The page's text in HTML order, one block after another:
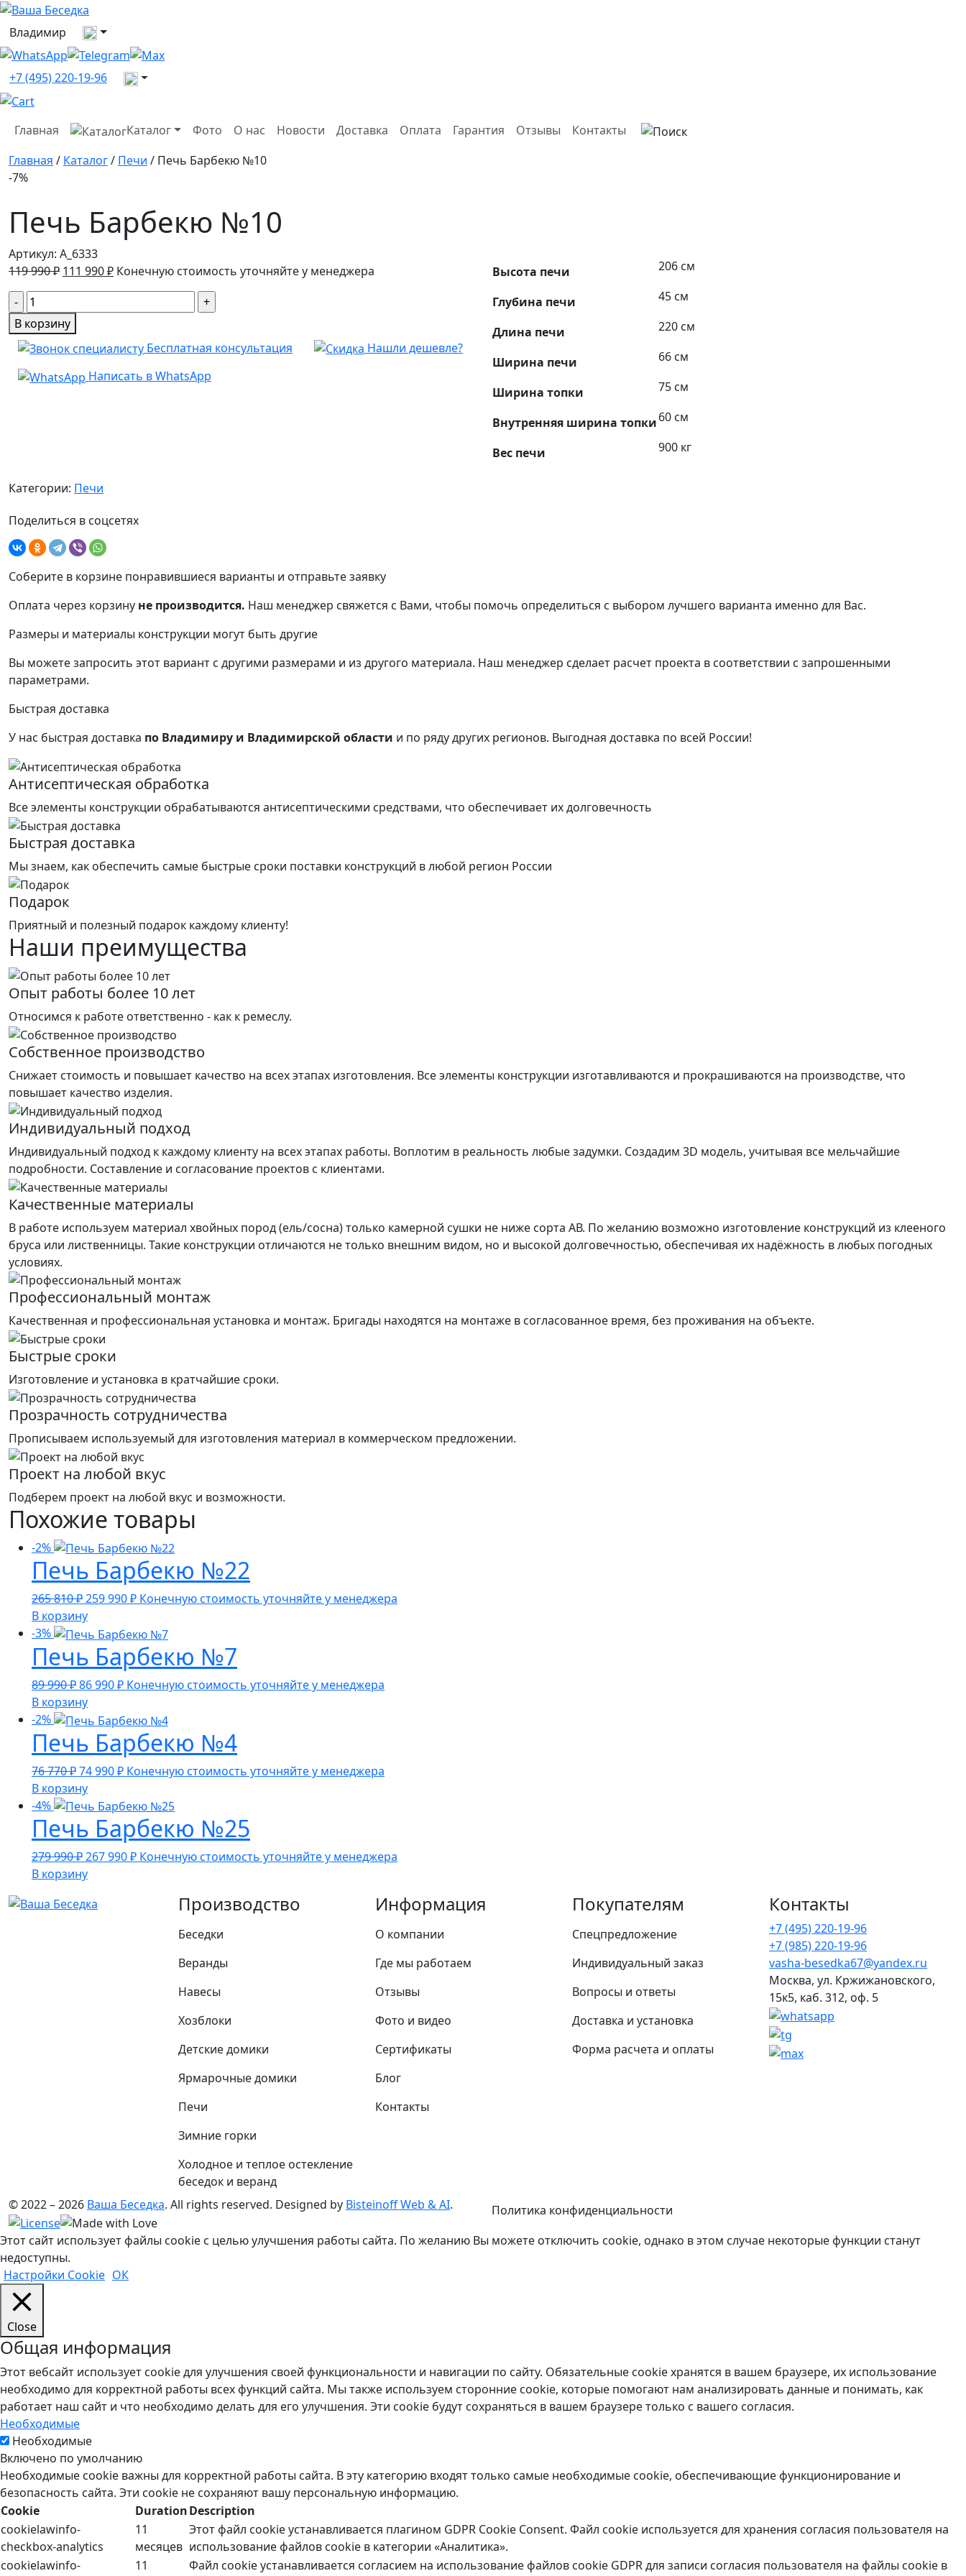
Владимир Выберите город
+7 (495) 220-19-96 Все контакты
Главная Каталог Фото О нас Новости Доставка Оплата Гарантия Отзывы
Контакты
Главная / Каталог/ Печи / Печь Барбекю №10
-7%
Печь Барбекю №10
Артикул: A_6333
119 990₽ Первоначальная
цена
119
990 ₽.
111 990₽Текущая
цена:
Конечную стоимость уточняйте у менеджера
Количество
товара
Печь
Барбекю
№10
В корзину
Бесплатная консультация
Нашли дешевле?
Написать в WhatsApp
Высота печи 206 см
Глубина печи 45 см
Длина печи 220 см
Ширина печи 66 см
Ширина топки 75 см
Внутренняя ширина топки60 см
Вес печи 900 кг
Категории: Печи
Поделиться в соцсетях
Соберите в корзине понравившиеся варианты и отправьте заявку
Оплата через корзину не производится. Наш менеджер свяжется с Вами, чтобы помочь определиться с выбором лучшего варианта именно для Вас.
Размеры и материалы конструкции могут быть другие
Вы можете запросить этот вариант с другими размерами и из другого материала. Наш менеджер сделает расчет проекта в соответствии с запрошенными
параметрами.
Быстрая доставка
У нас быстрая доставка по Владимиру и Владимирской области и по ряду других регионов. Выгодная доставка по всей России!
Антисептическая обработка
Все элементы конструкции обрабатываются антисептическими средствами, что обеспечивает их долговечность
Быстрая доставка
Мы знаем, как обеспечить самые быстрые сроки поставки конструкций в любой регион России
Подарок
Приятный и полезный подарок каждому клиенту!
Наши преимущества
Опыт работы более 10 лет
Относимся к работе ответственно - как к ремеслу.
Собственное производство
Снижает стоимость и повышает качество на всех этапах изготовления. Все элементы конструкции изготавливаются и прокрашиваются на производстве, что
повышает качество изделия.
Индивидуальный подход
Индивидуальный подход к каждому клиенту на всех этапах работы. Воплотим в реальность любые задумки. Создадим 3D модель, учитывая все мельчайшие
подробности. Составление и согласование проектов с клиентами.
Качественные материалы
В работе используем материал хвойных пород (ель/сосна) только камерной сушки не ниже сорта АВ. По желанию возможно изготовление конструкций из клееного
бруса или лиственницы. Такие конструкции отличаются не только внешним видом, но и высокой долговечностью, обеспечивая их надёжность в любых погодных
условиях.
Профессиональный монтаж
Качественная и профессиональная установка и монтаж. Бригады находятся на монтаже в согласованное время, без проживания на объекте.
Быстрые сроки
Изготовление и установка в кратчайшие сроки.
Прозрачность сотрудничества
Прописываем используемый для изготовления материал в коммерческом предложении.
Проект на любой вкус
Подберем проект на любой вкус и возможности.
Похожие товары
-2%
Печь Барбекю №22
265 810₽ Первоначальная
цена
составляла
265
810 ₽.
259 990₽Текущая
259
990 ₽.
Конечную стоимость уточняйте у менеджера
В корзину
-3%
Печь Барбекю №7
89 990₽Первоначальная
цена
составляла
89
990 ₽.
86 990₽Текущая
86
990 ₽.
Конечную стоимость уточняйте у менеджера
В корзину
-2%
Печь Барбекю №4
76 770₽Первоначальная
цена
составляла
76
770 ₽.
74 990₽Текущая
74
990 ₽.
Конечную стоимость уточняйте у менеджера
В корзину
-4%
Печь Барбекю №25
279 990₽ Первоначальная
цена
279
267 990₽Текущая
Конечную стоимость уточняйте у менеджера
В корзину
Производство
Беседки
Веранды
Навесы
Хозблоки
Детские домики
Ярмарочные домики
Печи
Зимние горки
Холодное и теплое остекление
беседок и веранд
Информация
О компании
Где мы работаем
Отзывы
Фото и видео
Сертификаты
Блог
Контакты
Покупателям
Спецпредложение
Индивидуальный заказ
Вопросы и ответы
Доставка и установка
Форма расчета и оплаты
Контакты
+7 (495) 220-19-96
+7 (985) 220-19-96
vasha-besedka67@yandex.ru
Москва, ул. Кржижановского,
15к5, каб. 312, оф. 5
Политика конфиденциальности
© 2022 – 2026 Ваша Беседка. All rights reserved. Designed by Bisteinoff Web & AI.
Этот сайт использует файлы cookie с целью улучшения работы сайта. По желанию Вы можете отключить cookie, однако в этом случае некоторые функции станут
недоступны.
Настройки Cookie ОК
Close
Общая информация
Этот вебсайт использует cookie для улучшения своей функциональности и навигации по сайту. Обязательные cookie хранятся в вашем браузере, их использование
необходимо для корректной работы всех функций сайта. Мы также используем сторонние cookie, которые помогают нам анализировать данные и понимать, как
работает наш сайт и что необходимо делать для его улучшения. Эти cookie будут сохраняться в вашем браузере только с вашего согласия.
Необходимые
Необходимые
Включено по умолчанию
Необходимые cookie важны для корректной работы сайта. В эту категорию входят только самые необходимые cookie, обеспечивающие функционирование и
безопасность сайта. Эти cookie не сохраняют вашу персональную информацию.
Cookie
DurationDescription
cookielawinfo-
checkbox-analytics
11
месяцев
Этот файл cookie устанавливается плагином GDPR Cookie Consent. Файл cookie используется для хранения согласия пользователя на
использование файлов cookie в категории «Аналитика».
cookielawinfo-
11
Файл cookie устанавливается согласием на использование файлов cookie GDPR для записи согласия пользователя на файлы cookie в